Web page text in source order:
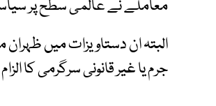
معاملے نے عالمی سطح پر
البتہ ان دستاویزات میں
جرم یا غیر قانونی سرگرمی کا